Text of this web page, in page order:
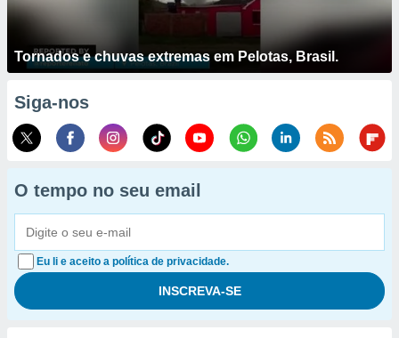
Tornados e chuvas extremas em Pelotas, Brasil.
Siga-nos
O tempo no seu email
Eu li e aceito a política de privacidade.